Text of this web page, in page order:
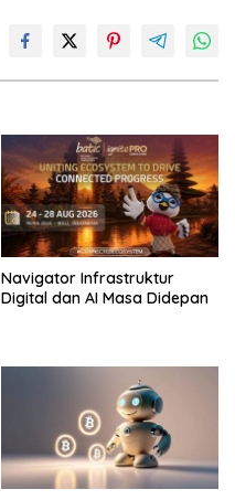
Navigator Infrastruktur
Digital dan AI Masa Didepan